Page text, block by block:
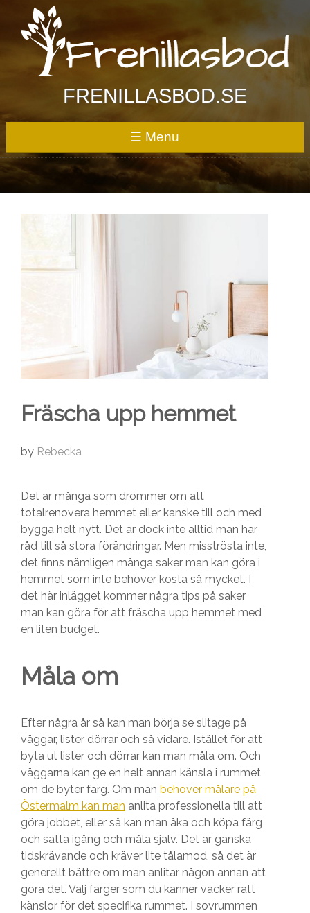
content
FRENILLASBOD.SE
☰ Menu
Fräscha upp hemmet
by Rebecka
Det är många som drömmer om att
totalrenovera hemmet eller kanske till och med
bygga helt nytt. Det är dock inte alltid man har
råd till så stora förändringar. Men misströsta inte,
det finns nämligen många saker man kan göra i
hemmet som inte behöver kosta så mycket. I
det här inlägget kommer några tips på saker
man kan göra för att fräscha upp hemmet med
en liten budget.
Måla om
Efter några år så kan man börja se slitage på
väggar, lister dörrar och så vidare. Istället för att
byta ut lister och dörrar kan man måla om. Och
väggarna kan ge en helt annan känsla i rummet
om de byter färg. Om man behöver målare på
Östermalm kan man anlita professionella till att
göra jobbet, eller så kan man åka och köpa färg
och sätta igång och måla själv. Det är ganska
tidskrävande och kräver lite tålamod, så det är
generellt bättre om man anlitar någon annan att
göra det. Välj färger som du känner väcker rätt
känslor för det specifika rummet. I sovrummen